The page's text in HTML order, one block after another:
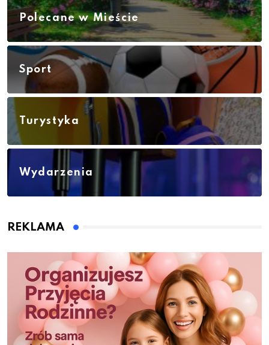
Polecane w Mieście
Sport
Turystyka
Wydarzenia
REKLAMA